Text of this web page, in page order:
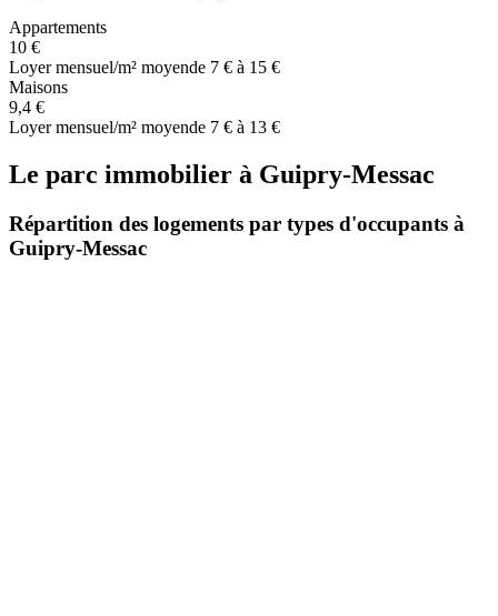
Appartements
10 €
Loyer mensuel/m² moyende 7 € à 15 €
Maisons
9,4 €
Loyer mensuel/m² moyende 7 € à 13 €
Le parc immobilier à Guipry-Messac
Répartition des logements par types d'occupants à
Guipry-Messac